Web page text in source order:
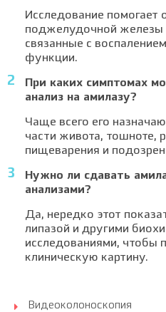
Исследование помогает
поджелудочной железы
связанные с
функции.
При каких симптомах
анализ на амилазу?
Чаще всего его
части живота, тошноте,
пищеварения и
Нужно ли сдавать
анализами?
Да, нередко этот
липазой и другими
исследованиями, чтобы
клиническую картину.
Видеоколоноскопия